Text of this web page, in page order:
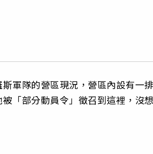
軍隊的營區現況，營區內設有一
「部分動員令」徵召到這裡，沒